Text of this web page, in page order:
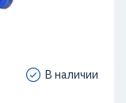
В наличии